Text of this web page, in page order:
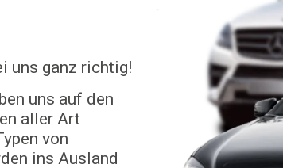
uns ganz richtig!
uns auf den
aller Art
von
ins Ausland